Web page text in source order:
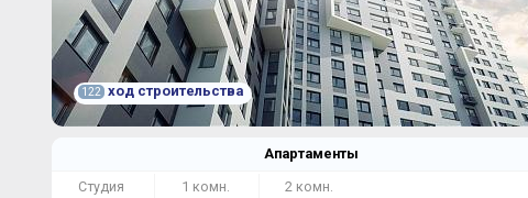
122 ход строительства
Апартаменты
Студия
1 комн.
2 комн.